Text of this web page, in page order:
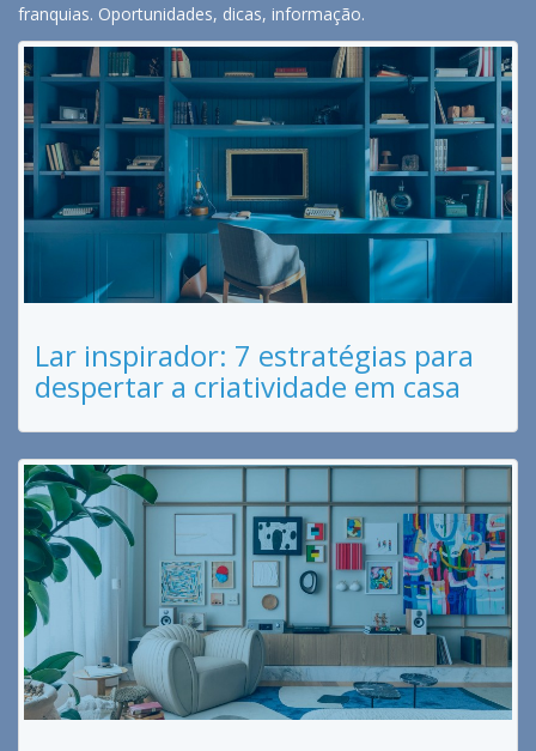
franquias. Oportunidades, dicas, informação.
Lar inspirador: 7 estratégias para
despertar a criatividade em casa